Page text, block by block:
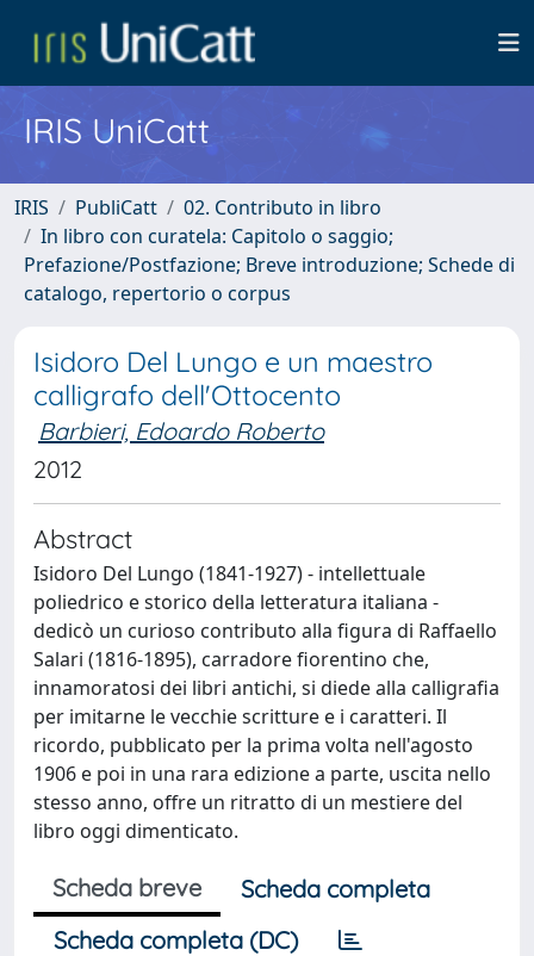
IRIS UniCatt
IRIS PubliCatt
02. Contributo in libro
In libro con curatela: Capitolo o saggio;
Prefazione/Postfazione; Breve introduzione; Schede di
catalogo, repertorio o corpus
Isidoro Del Lungo e un maestro
calligrafo dell'Ottocento
Barbieri, Edoardo Roberto
2012
Abstract
Isidoro Del Lungo (1841-1927) - intellettuale
poliedrico e storico della letteratura italiana -
dedicò un curioso contributo alla figura di Raffaello
Salari (1816-1895), carradore fiorentino che,
innamoratosi dei libri antichi, si diede alla calligrafia
per imitarne le vecchie scritture e i caratteri. Il
ricordo, pubblicato per la prima volta nell'agosto
1906 e poi in una rara edizione a parte, uscita nello
stesso anno, offre un ritratto di un mestiere del
libro oggi dimenticato.
Scheda breve
Scheda completa
Scheda completa (DC)